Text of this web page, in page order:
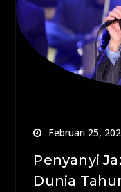
Februari 25,
Penyanyi
Dunia